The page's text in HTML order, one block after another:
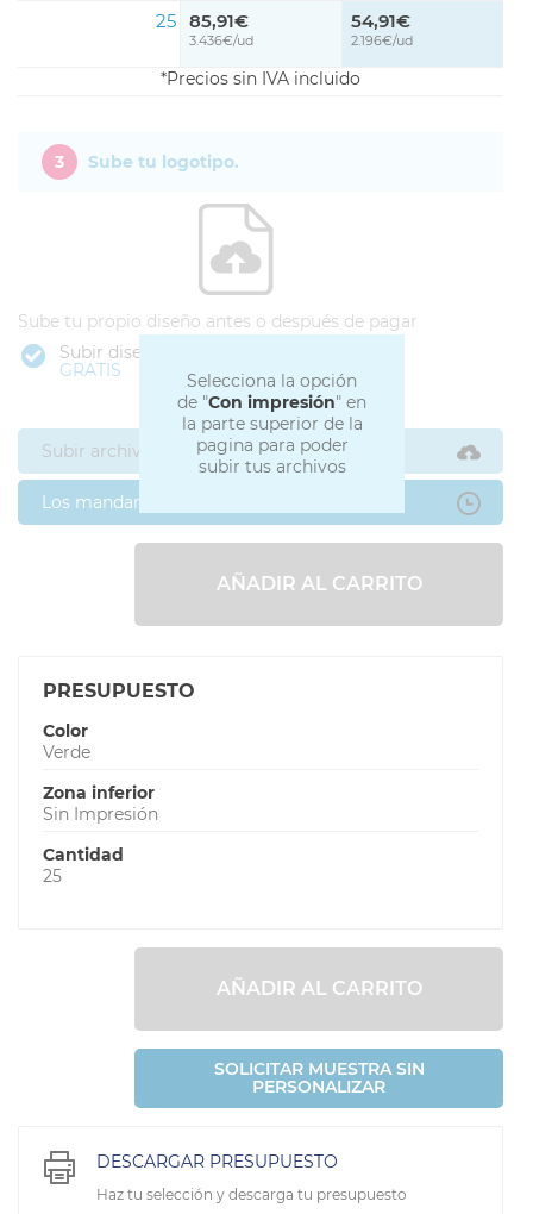
25 85,91€
3.436€/ud
54,91€
2.196€/ud
Precios sin IVA incluido
Selecciona la opción
de "Con impresión" en
la parte superior de la
pagina para poder
subir tus archivos
3 Sube tu logotipo.
Sube tu propio diseño antes o después de pagar
Subir diseño
GRATIS
Subir archivos ahora
Los mandaré después
AÑADIR AL CARRITO
PRESUPUESTO
Color
Verde
Zona inferior
Sin Impresión
Cantidad
25
AÑADIR AL CARRITO
SOLICITAR MUESTRA SIN
PERSONALIZAR
DESCARGAR PRESUPUESTO
Haz tu selección y descarga tu presupuesto